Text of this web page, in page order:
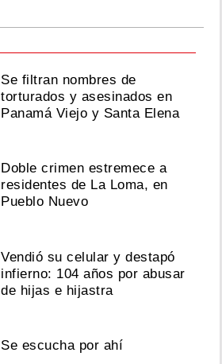
Se filtran nombres de
torturados y asesinados en
Panamá Viejo y Santa Elena
Doble crimen estremece a
residentes de La Loma, en
Pueblo Nuevo
Vendió su celular y destapó
infierno: 104 años por abusar
de hijas e hijastra
Se escucha por ahí